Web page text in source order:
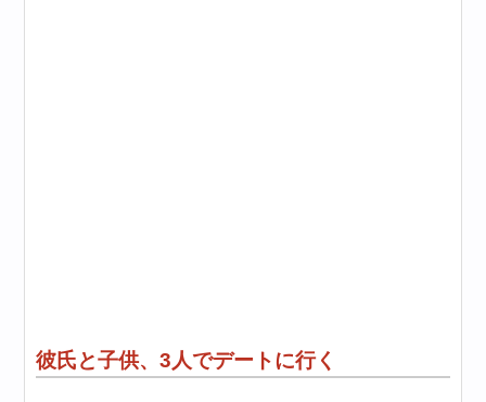
彼氏と子供、3人でデートに行く